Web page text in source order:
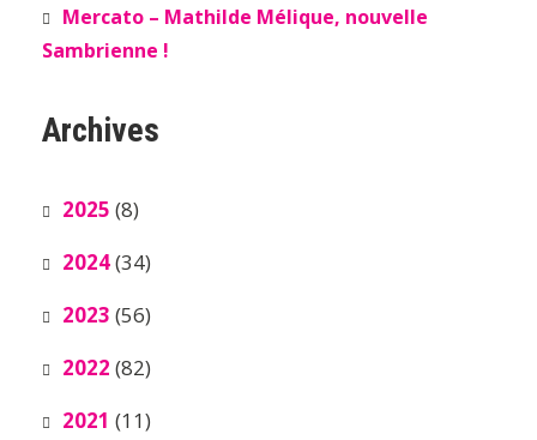
Mercato – Mathilde Mélique, nouvelle
Sambrienne !
Archives
2025 (8)
2024(34)
2023 (56)
2022 (82)
2021 (11)